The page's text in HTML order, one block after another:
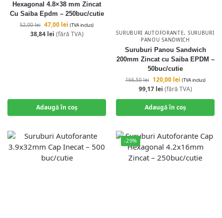
Hexagonal 4.8×38 mm Zincat
Cu Saiba Epdm – 250buc/cutie
52,00lei 47,00 lei (TVA inclus)
38,84 lei (fără TVA)
Adaugă în coș
SURUBURI AUTOFORANTE, SURUBURI
PANOU SANDWICH
Suruburi Panou Sandwich
200mm Zincat cu Saiba EPDM –
50buc/cutie
166,50lei 120,00 lei (TVA inclus)
99,17 lei (fără TVA)
Adaugă în coș
-29%